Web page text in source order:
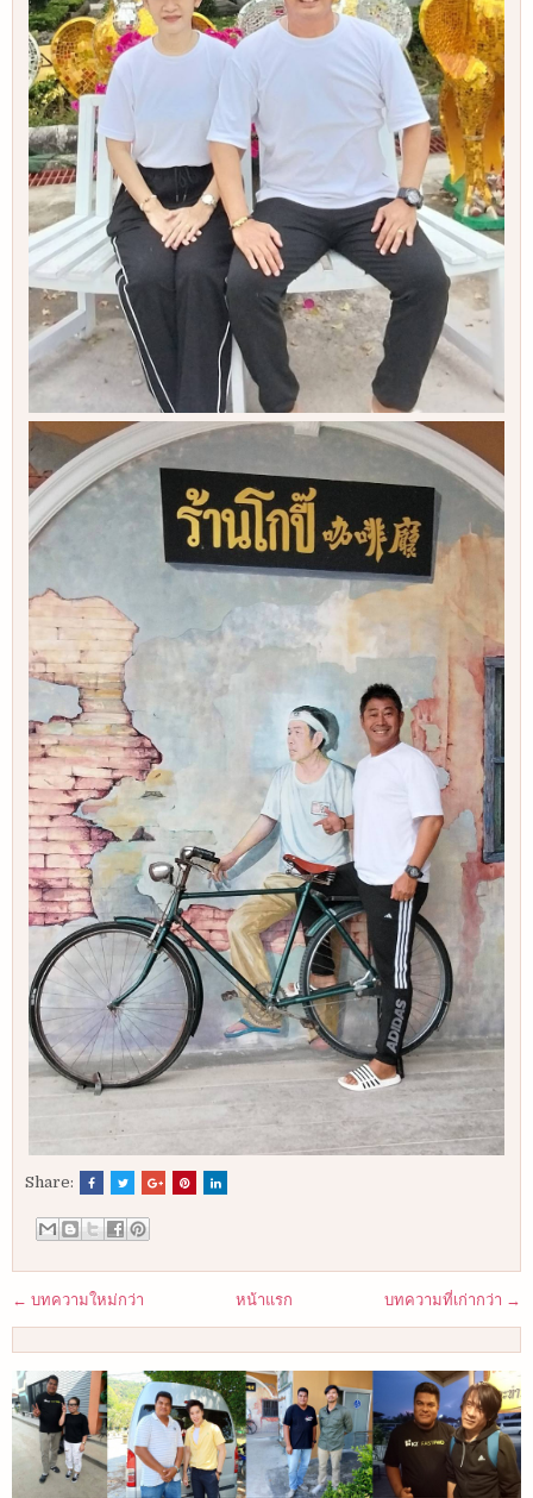
Share:
← บทความใหม่กว่า บทความที่เก่ากว่า →
หน้าแรก